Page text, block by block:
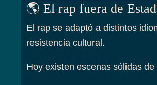
🌎 El rap fuera de
El rap se adaptó a distintos
resistencia cultural.
Hoy existen escenas sólidas